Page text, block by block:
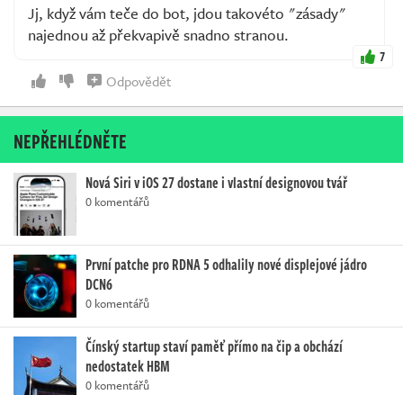
Jj, když vám teče do bot, jdou takovéto "zásady"
najednou až překvapivě snadno stranou.
7
Odpovědět
NEPŘEHLÉDNĚTE
Nová Siri v iOS 27 dostane i vlastní designovou tvář
0 komentářů
První patche pro RDNA 5 odhalily nové displejové jádro
DCN6
0 komentářů
Čínský startup staví paměť přímo na čip a obchází
nedostatek HBM
0 komentářů